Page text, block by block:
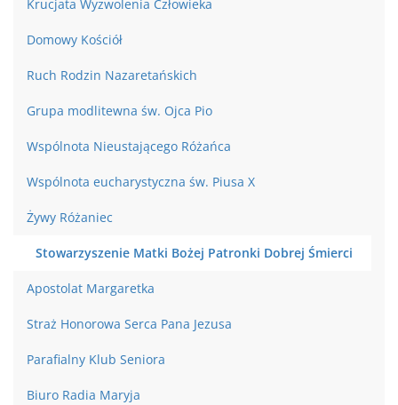
Krucjata Wyzwolenia Człowieka
Domowy Kościół
Ruch Rodzin Nazaretańskich
Grupa modlitewna św. Ojca Pio
Wspólnota Nieustającego Różańca
Wspólnota eucharystyczna św. Piusa X
Żywy Różaniec
Stowarzyszenie Matki Bożej Patronki Dobrej Śmierci
Apostolat Margaretka
Straż Honorowa Serca Pana Jezusa
Parafialny Klub Seniora
Biuro Radia Maryja